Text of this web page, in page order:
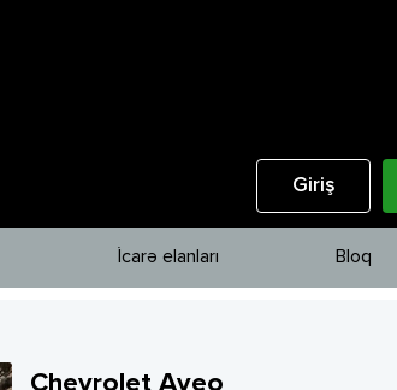
Giriş
İcarə elanları Bloq
Chevrolet Aveo